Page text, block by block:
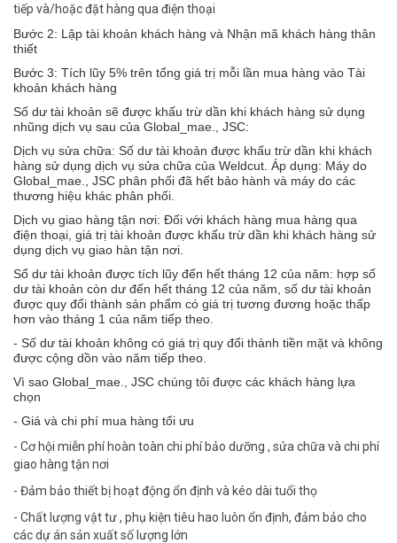
tiếp và/hoặc đặt hàng qua điện thoại
Bước 2: Lập tài khoản khách hàng và Nhận mã khách hàng thân
thiết
Bước 3: Tích lũy 5% trên tổng giá trị mỗi lần mua hàng vào Tài
khoản khách hàng
Số dư tài khoản sẽ được khấu trừ dần khi khách hàng sử dụng
nhũng dịch vụ sau của Global_mae., JSC:
Dịch vụ sửa chữa: Số dư tài khoản được khấu trừ dần khi khách
hàng sử dụng dịch vụ sửa chữa của Weldcut. Áp dụng: Máy do
Global_mae., JSC phân phối đã hết bảo hành và máy do các
thương hiệu khác phân phối.
Dịch vụ giao hàng tận nơi: Đối với khách hàng mua hàng qua
điện thoại, giá trị tài khoản được khấu trừ dần khi khách hàng sử
dụng dịch vụ giao hàn tận nơi.
Số dư tài khoản được tích lũy đến hết tháng 12 của năm: hợp số
dư tài khoản còn dư đến hết tháng 12 của năm, số dư tài khoản
được quy đổi thành sản phẩm có giá trị tương đương hoặc thấp
hơn vào tháng 1 của năm tiếp theo.
- Số dư tài khoản không có giá trị quy đổi thành tiền mặt và không
được cộng dồn vào năm tiếp theo.
Vì sao Global_mae., JSC chúng tôi được các khách hàng lựa
chọn
- Giá và chi phí mua hàng tối ưu
- Cơ hội miễn phí hoàn toàn chi phí bảo dưỡng , sửa chữa và chi phí
giao hàng tận nơi
- Đảm bảo thiết bị hoạt động ổn định và kéo dài tuổi thọ
- Chất lượng vật tư , phụ kiện tiêu hao luôn ổn định, đảm bảo cho
các dự án sản xuất số lượng lớn